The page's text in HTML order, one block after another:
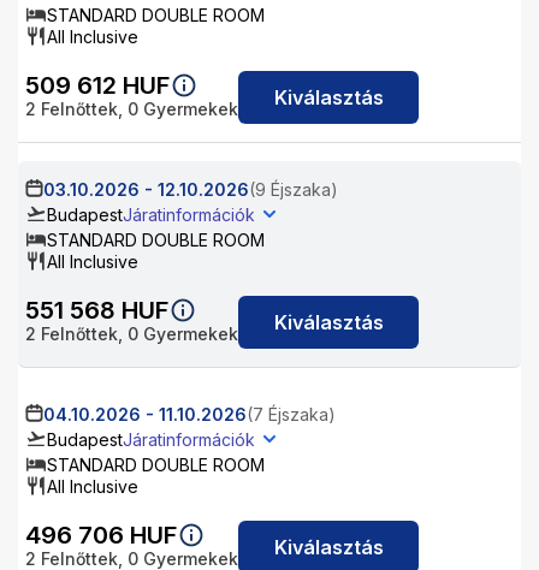
STANDARD DOUBLE ROOM
All Inclusive
509 612 HUF
2 Felnőttek, 0 Gyermekek Kiválasztás
03.10.2026 - 12.10.2026(9 Éjszaka)
BudapestJáratinformációk
STANDARD DOUBLE ROOM
All Inclusive
551 568 HUF
2 Felnőttek, 0 Gyermekek Kiválasztás
04.10.2026 - 11.10.2026(7 Éjszaka)
BudapestJáratinformációk
STANDARD DOUBLE ROOM
All Inclusive
496 706 HUF
2 Felnőttek, 0 Gyermekek Kiválasztás